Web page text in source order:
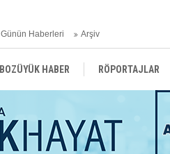
Günün Haberleri Arşiv
BOZÜYÜK HABER RÖPORTAJLAR